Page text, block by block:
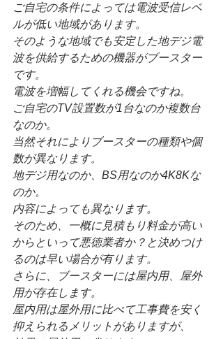
ご自宅の条件によっては電波受信レベ
ルが低い地域があります。
そのような地域でも安定した地デジ電
波を供給するための機器がブースター
です。
電波を増幅してくれる機会ですね。
ご自宅のTV設置数が1台なのか複数台
なのか。
当然それによりブースターの種類や個
数が異なります。
地デジ用なのか、BS用なのか4K8Kな
のか。
内容によっても異なります。
そのため、一概に見積もり料金が高い
からといって悪徳業者か？と決めつけ
るのは早い場合が有ります。
さらに、ブースターには屋内用、屋外
用が存在します。
屋内用は屋外用に比べて工事費を安く
抑えられるメリットがありますが、